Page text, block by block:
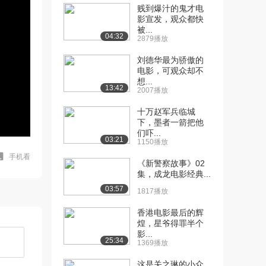
手机看
04:32
贱到爆汁的鬼才电
影宣发，观众都快
被...
2879播放
13:42
刘德华最为骄傲的
电影，可观众却不
想...
2007播放
03:21
十万赵军兵临城
下，墨者一箭把他
们吓...
1150播放
03:57
《新警察故事》02
集，成龙电影经典...
1817播放
25:34
香港电影最后的辉
煌，星爷得罪半个
影...
1369播放